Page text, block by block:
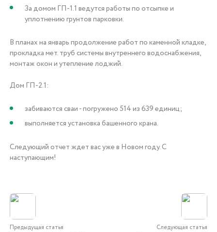
За домом ГП-1.1 ведутся работы по отсыпке и
уплотнению грунтов парковки.
В планах на январь продолжение работ по каменной кладке,
прокладка мет. труб системы внутреннего водоснабжения,
монтаж окон и утепление лоджий.
Дом ГП-2.1:
забиваются сваи - погружено 514 из 639 единиц;
выполняется установка башенного крана.
Следующий отчет ждет вас уже в Новом году. С
наступающим!
Предыдущая статья Следующая статья